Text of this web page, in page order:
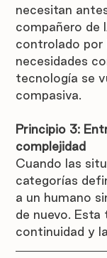
necesitan
compañero de
controlado por
necesidades
tecnología se
compasiva.
Principio 3:
complejidad
Cuando las
categorías
a un humano
de nuevo.
continuidad y